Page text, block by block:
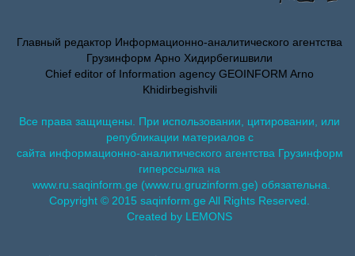
Главный редактор Информационно-аналитического агентства
Грузинформ Арно Хидирбегишвили
Chief editor of Information agency GEOINFORM Arno
Khidirbegishvili
Все права защищены. При использовании, цитировании, или
републикации материалов с
сайта информационно-аналитического агентства Грузинформ
гиперссылка на
www.ru.saqinform.ge (www.ru.gruzinform.ge) обязательна.
Copyright © 2015 saqinform.ge All Rights Reserved.
Created by LEMONS